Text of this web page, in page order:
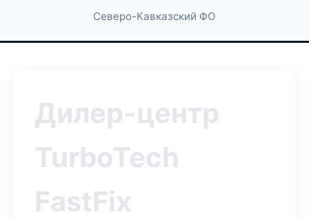
Северо-Кавказский ФО
Дилер-центр
TurboTech
FastFix